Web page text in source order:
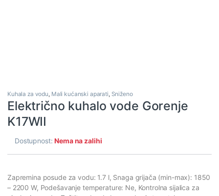
Kuhala za vodu, Mali kućanski aparati, Sniženo
Električno kuhalo vode Gorenje
K17WII
Dostupnost:Nema na zalihi
Zapremina posude za vodu: 1.7 l, Snaga grijača (min-max): 1850
– 2200 W, Podešavanje temperature: Ne, Kontrolna sijalica za